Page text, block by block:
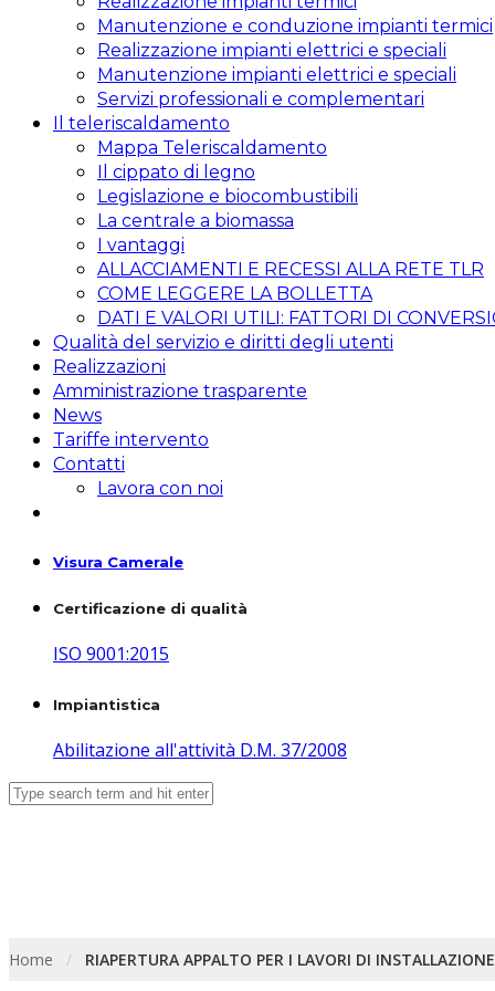
Manutenzione e conduzione impianti termici
Realizzazione impianti elettrici e speciali
Manutenzione impianti elettrici e speciali
Servizi professionali e complementari
Il teleriscaldamento
Mappa Teleriscaldamento
Il cippato di legno
Legislazione e biocombustibili
La centrale a biomassa
I vantaggi
ALLACCIAMENTI E RECESSI ALLA RETE TLR
COME LEGGERE LA BOLLETTA
DATI E VALORI UTILI: FATTORI DI
Qualità del servizio e diritti degli utenti
Realizzazioni
Amministrazione trasparente
News
Tariffe intervento
Contatti
Lavora con noi
Visura Camerale
Certificazione di qualità
ISO 9001:2015
Impiantistica
Abilitazione all'attività D.M. 37/2008
Home / RIAPERTURA APPALTO PER I LAVORI DI